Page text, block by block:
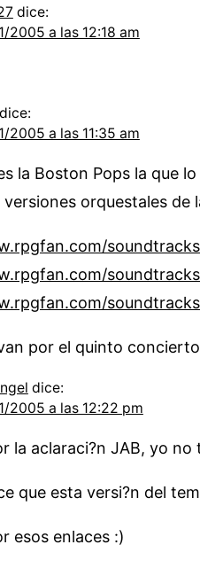
dice:
2005 a las 12:18 am
dice:
2005 a las 11:35 am
la Boston Pops la que
versiones orquestales de
por el quinto
dice:
2005 a las 12:22 pm
la aclaraci?n JAB, yo
que esta versi?n del
esos enlaces :)